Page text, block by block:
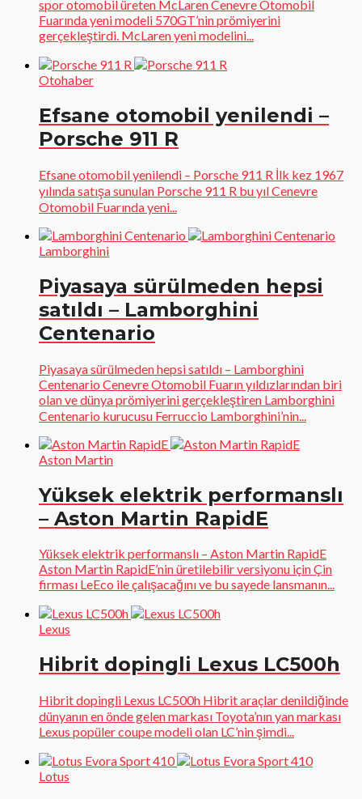
spor otomobil üreten McLaren Cenevre Otomobil
Fuarında yeni modeli 570GT’nin prömiyerini
gerçekleştirdi. McLaren yeni modelini...
Otohaber
Efsane otomobil yenilendi –
Porsche 911 R
Efsane otomobil yenilendi – Porsche 911 R İlk kez 1967
yılında satışa sunulan Porsche 911 R bu yıl Cenevre
Otomobil Fuarında yeni...
Lamborghini
Piyasaya sürülmeden hepsi
satıldı – Lamborghini
Centenario
Piyasaya sürülmeden hepsi satıldı – Lamborghini
Centenario Cenevre Otomobil Fuarın yıldızlarından biri
olan ve dünya prömiyerini gerçekleştiren Lamborghini
Centenario kurucusu Ferruccio Lamborghini’nin...
Aston Martin
Yüksek elektrik performanslı
– Aston Martin RapidE
Yüksek elektrik performanslı – Aston Martin RapidE
Aston Martin RapidE’nin üretilebilir versiyonu için Çin
firması LeEco ile çalışacağını ve bu sayede lansmanın...
Lexus
Hibrit dopingli Lexus LC500h
Hibrit dopingli Lexus LC500h Hibrit araçlar denildiğinde
dünyanın en önde gelen markası Toyota’nın yan markası
Lexus popüler coupe modeli olan LC’nin şimdi...
Lotus